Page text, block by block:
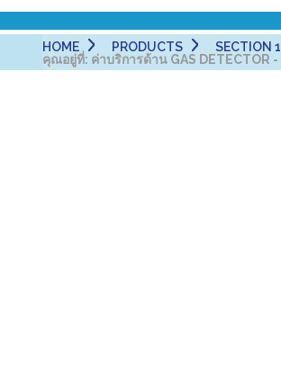
HOME PRODUCTS SECTION
คุณอยู่ที่: ค่าบริการด้าน GAS DETECTOR